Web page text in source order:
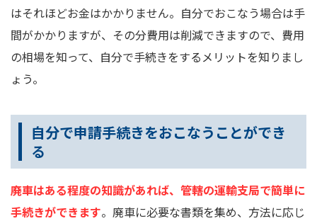
はそれほどお金はかかりません。自分でおこなう場合は手
間がかかりますが、その分費用は削減できますので、費用
の相場を知って、自分で手続きをするメリットを知りまし
ょう。
自分で申請手続きをおこなうことができ
る
廃車はある程度の知識があれば、管轄の運輸支局で簡単に
手続きができます。廃車に必要な書類を集め、方法に応じ